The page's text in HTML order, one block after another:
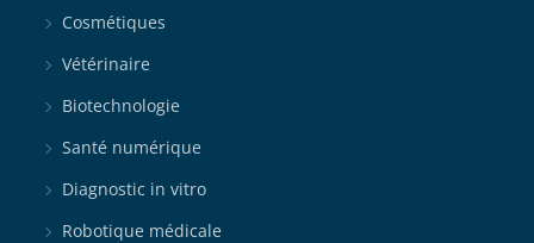
Cosmétiques
Vétérinaire
Biotechnologie
Santé numérique
Diagnostic in vitro
Robotique médicale